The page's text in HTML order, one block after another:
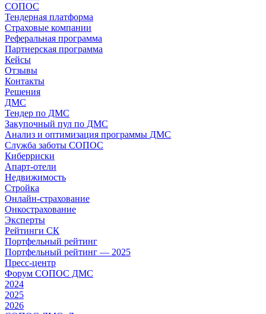
СОПОС
Тендерная платформа
Страховые компании
Реферальная программа
Партнерская программа
Кейсы
Отзывы
Контакты
Решения
ДМС
Тендер по ДМС
Закупочный пул по ДМС
Анализ и оптимизация программы ДМС
Служба заботы СОПОС
Киберриски
Апарт-отели
Недвижимость
Стройка
Онлайн-страхование
Онкострахование
Эксперты
Рейтинги СК
Портфельный рейтинг
Портфельный рейтинг — 2025
Пресс-центр
Форум СОПОС ДМС
2024
2025
2026